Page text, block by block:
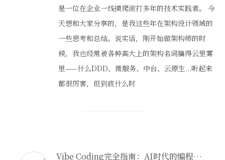
是一位在企业一线摸爬滚打多年的技术实践者。 今
天想和大家分享的，是我这些年在架构设计领域的
一些思考和总结。说实话，刚开始做架构师的时
候，我也经常被各种高大上的架构名词搞得云里雾
里——什么DDD、微服务、中台、云原生...听起来
都很厉害，但到底什么时
Vibe Coding完全指南：AI时代的编程新方式